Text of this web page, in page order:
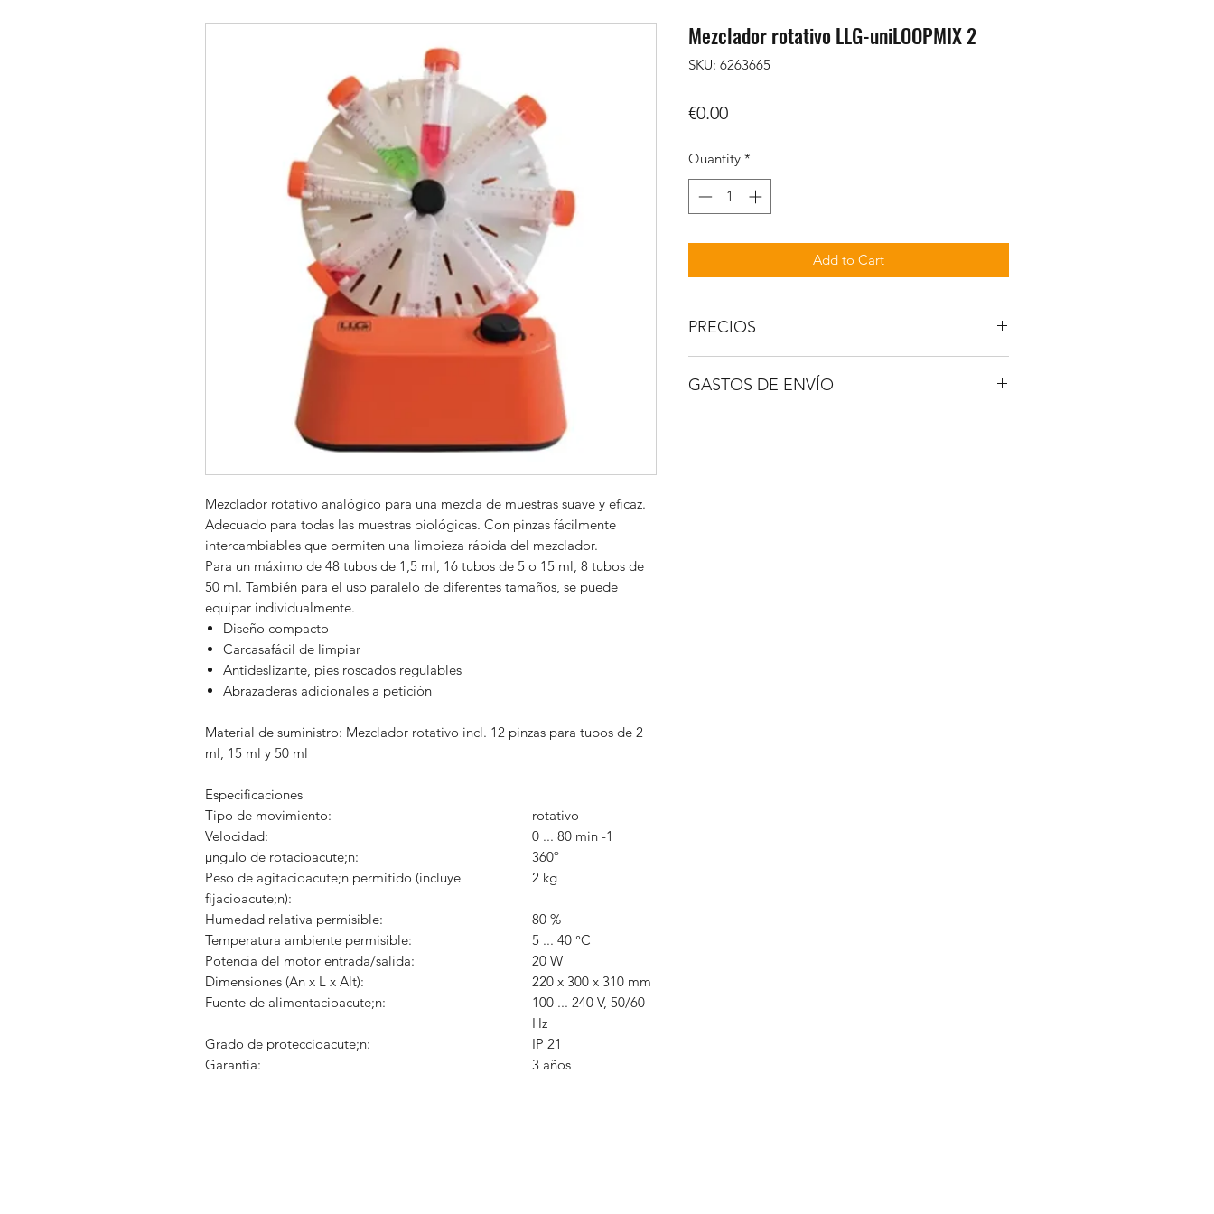
Mezclador rotativo analógico para una mezcla de muestras suave y eficaz.
Adecuado para todas las muestras biológicas. Con pinzas fácilmente
intercambiables que permiten una limpieza rápida del mezclador.
Para un máximo de 48 tubos de 1,5 ml, 16 tubos de 5 o 15 ml, 8 tubos de
50 ml. También para el uso paralelo de diferentes tamaños, se puede
equipar individualmente.
Diseño compacto
Carcasafácil de limpiar
Antideslizante, pies roscados regulables
Abrazaderas adicionales a petición
Material de suministro: Mezclador rotativo incl. 12 pinzas para tubos de 2
ml, 15 ml y 50 ml
Especificaciones
Tipo de movimiento:
Velocidad:
rotativo
0 ... 80 min -1
µngulo de rotacioacute;n:
360º
Peso de agitacioacute;n permitido (incluye
fijacioacute;n):
2 kg
Humedad relativa permisible:
Temperatura ambiente permisible:
80 %
5 ... 40 °C
Potencia del motor entrada/salida:
20 W
Dimensiones (An x L x Alt):
220 x 300 x 310 mm
Fuente de alimentacioacute;n:
100 ... 240 V, 50/60
Hz
Grado de proteccioacute;n:
IP 21
Garantía:
3 años
Mezclador rotativo LLG-uniLOOPMIX 2
SKU: 6263665
€0.00Price
Quantity *
Add to Cart
PRECIOS
GASTOS DE ENVÍO